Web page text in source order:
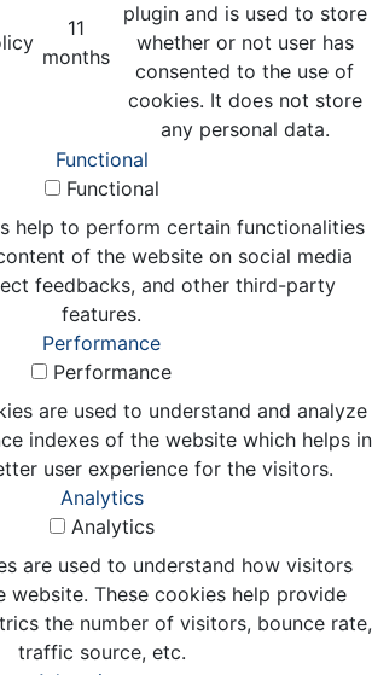
11
months
plugin and is used to store
whether or not user has
consented to the use of
cookies. It does not store
any personal data.
Functional
Functional
help to perform certain functionalities
of the website on social media
feedbacks, and other third-party
features.
Performance
Performance
are used to understand and analyze
indexes of the website which helps in
user experience for the visitors.
Analytics
Analytics
are used to understand how visitors
website. These cookies help provide
the number of visitors, bounce rate,
traffic source, etc.